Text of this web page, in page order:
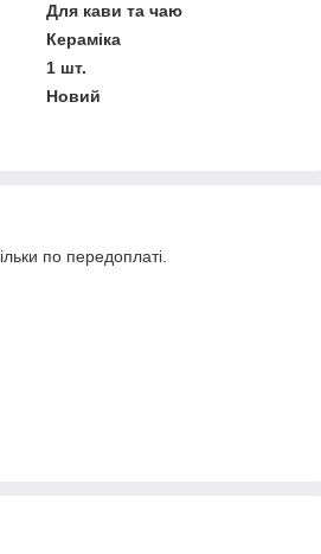
Для кави та чаю
Кераміка
1 шт.
Новий
по передоплаті.